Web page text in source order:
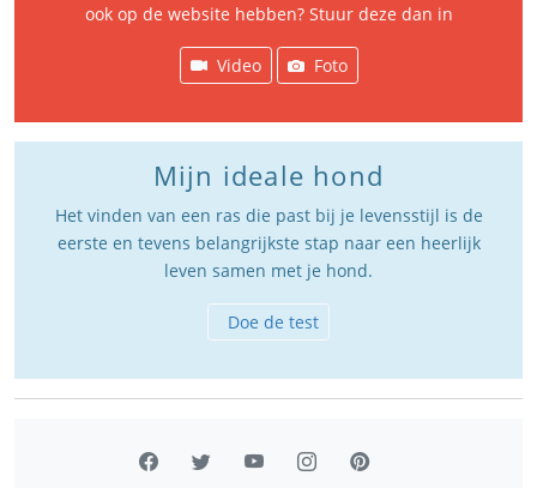
ook op de website hebben? Stuur deze dan in
Video Foto
Mijn ideale hond
Het vinden van een ras die past bij je levensstijl is de
eerste en tevens belangrijkste stap naar een heerlijk
leven samen met je hond.
Doe de test